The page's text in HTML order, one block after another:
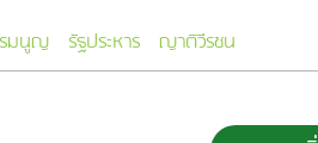
รมนูญ รัฐประหาร ญาติวีรชน